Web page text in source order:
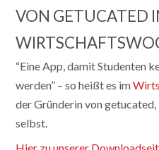
VON GETUCATED
“Eine App, damit Studenten
werden” – so heißt es im
der Gründerin von
selbst.